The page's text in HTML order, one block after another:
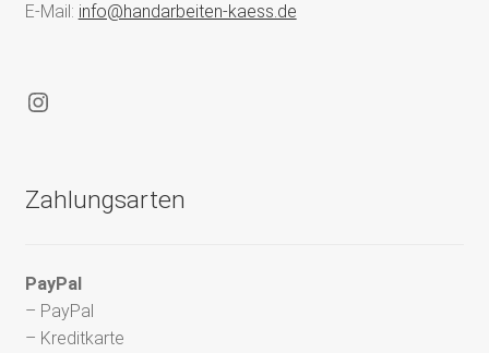
E-Mail: info@handarbeiten-kaess.de
Instagram
Zahlungsarten
PayPal
– PayPal
– Kreditkarte